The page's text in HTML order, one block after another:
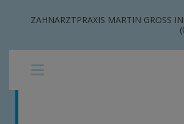
ZAHNARZTPRAXIS MARTIN GROSS